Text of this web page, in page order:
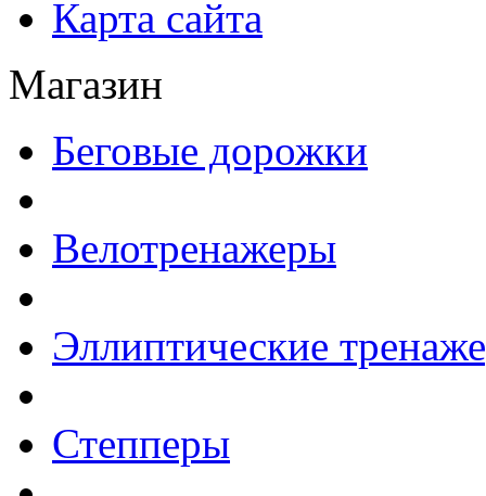
Карта сайта
Магазин
Беговые дорожки
Велотренажеры
Эллиптические
Степперы